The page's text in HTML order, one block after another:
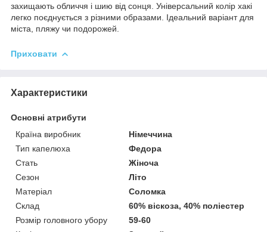
захищають обличчя і шию від сонця. Універсальний колір хакі
легко поєднується з різними образами. Ідеальний варіант для
міста, пляжу чи подорожей.
Приховати
Характеристики
Основні атрибути
Країна виробник
Німеччина
Тип капелюха
Федора
Стать
Жіноча
Сезон
Літо
Матеріал
Соломка
Склад
60% віскоза, 40% поліестер
Розмір головного убору
59-60